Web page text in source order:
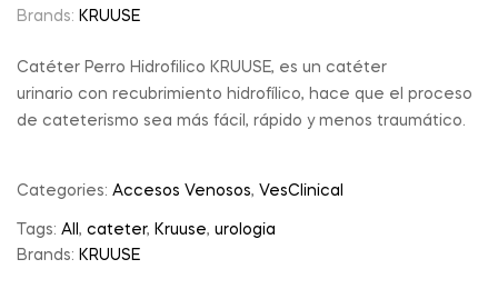
Brands: KRUUSE
Catéter Perro Hidrofilico KRUUSE, es un catéter
urinario con recubrimiento hidrofílico, hace que el proceso
de cateterismo sea más fácil, rápido y menos traumático.
Categories: Accesos Venosos, VesClinical
Tags: All , cateter, Kruuse, urologia
Brands: KRUUSE